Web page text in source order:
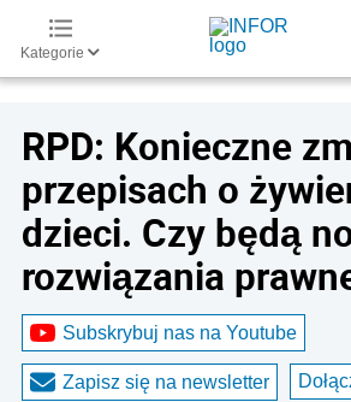
Kategorie
RPD: Konieczne
przepisach o
dzieci. Czy będą
rozwiązania
Subskrybuj nas na Youtube
Zapisz się na newsletter